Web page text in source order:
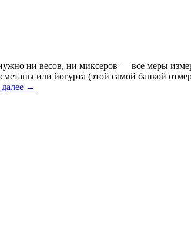
ни весов, ни миксеров — все меры
или йогурта (этой самой банкой
→